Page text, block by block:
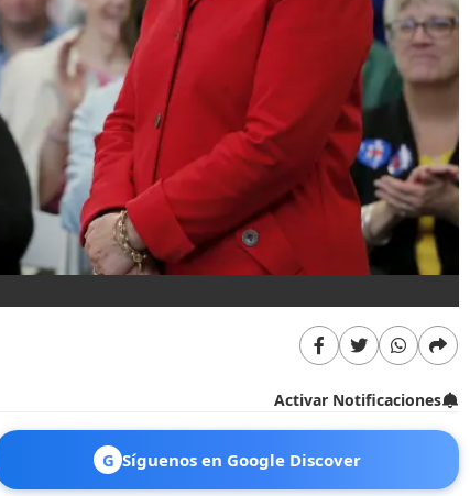
Activar Notificaciones
G Síguenos en Google Discover